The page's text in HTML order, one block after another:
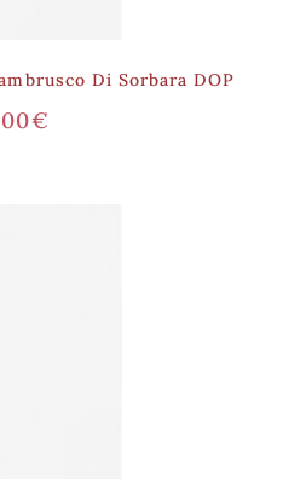
Di Sorbara DOP
€